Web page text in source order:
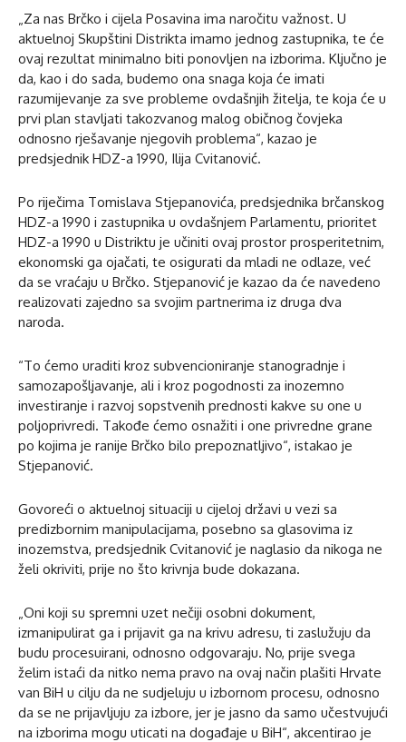
„Za nas Brčko i cijela Posavina ima naročitu važnost. U
aktuelnoj Skupštini Distrikta imamo jednog zastupnika, te će
ovaj rezultat minimalno biti ponovljen na izborima. Ključno je
da, kao i do sada, budemo ona snaga koja će imati
razumijevanje za sve probleme ovdašnjih žitelja, te koja će u
prvi plan stavljati takozvanog malog običnog čovjeka
odnosno rješavanje njegovih problema“, kazao je
predsjednik HDZ-a 1990, Ilija Cvitanović.
Po riječima Tomislava Stjepanovića, predsjednika brčanskog
HDZ-a 1990 i zastupnika u ovdašnjem Parlamentu, prioritet
HDZ-a 1990 u Distriktu je učiniti ovaj prostor prosperitetnim,
ekonomski ga ojačati, te osigurati da mladi ne odlaze, već
da se vraćaju u Brčko. Stjepanović je kazao da će navedeno
realizovati zajedno sa svojim partnerima iz druga dva
naroda.
“To ćemo uraditi kroz subvencioniranje stanogradnje i
samozapošljavanje, ali i kroz pogodnosti za inozemno
investiranje i razvoj sopstvenih prednosti kakve su one u
poljoprivredi. Takođe ćemo osnažiti i one privredne grane
po kojima je ranije Brčko bilo prepoznatljivo“, istakao je
Stjepanović.
Govoreći o aktuelnoj situaciji u cijeloj državi u vezi sa
predizbornim manipulacijama, posebno sa glasovima iz
inozemstva, predsjednik Cvitanović je naglasio da nikoga ne
želi okriviti, prije no što krivnja bude dokazana.
„Oni koji su spremni uzet nečiji osobni dokument,
izmanipulirat ga i prijavit ga na krivu adresu, ti zaslužuju da
budu procesuirani, odnosno odgovaraju. No, prije svega
želim istaći da nitko nema pravo na ovaj način plašiti Hrvate
van BiH u cilju da ne sudjeluju u izbornom procesu, odnosno
da se ne prijavljuju za izbore, jer je jasno da samo učestvujući
na izborima mogu uticati na događaje u BiH“, akcentirao je